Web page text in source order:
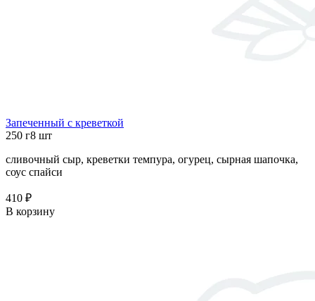
Запеченный с креветкой
250 г8 шт
сливочный сыр, креветки темпура, огурец, сырная шапочка,
соус спайси
410 ₽
В корзину